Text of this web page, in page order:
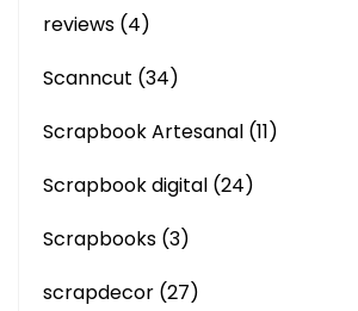
reviews (4)
Scanncut (34)
Scrapbook Artesanal (11)
Scrapbook digital (24)
Scrapbooks (3)
scrapdecor (27)